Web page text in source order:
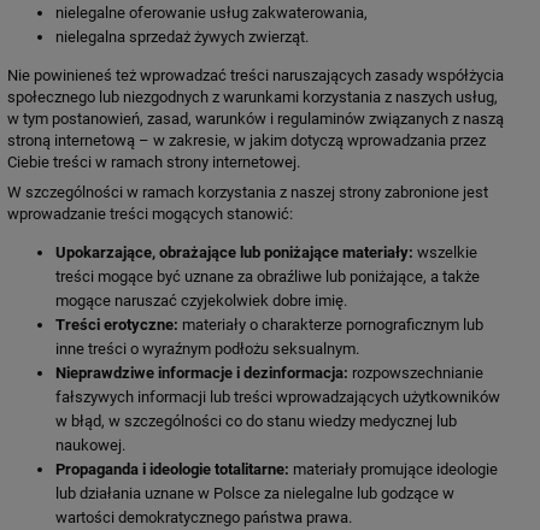
nielegalne oferowanie usług zakwaterowania,
nielegalna sprzedaż żywych zwierząt.
Nie powinieneś też wprowadzać treści naruszających zasady współżycia
społecznego lub niezgodnych z warunkami korzystania z naszych usług,
w tym postanowień, zasad, warunków i regulaminów związanych z naszą
stroną internetową – w zakresie, w jakim dotyczą wprowadzania przez
Ciebie treści w ramach strony internetowej.
W szczególności w ramach korzystania z naszej strony zabronione jest
wprowadzanie treści mogących stanowić:
Upokarzające, obrażające lub poniżające materiały: wszelkie
treści mogące być uznane za obraźliwe lub poniżające, a także
mogące naruszać czyjekolwiek dobre imię.
Treści erotyczne: materiały o charakterze pornograficznym lub
inne treści o wyraźnym podłożu seksualnym.
Nieprawdziwe informacje i dezinformacja: rozpowszechnianie
fałszywych informacji lub treści wprowadzających użytkowników
w błąd, w szczególności co do stanu wiedzy medycznej lub
naukowej.
Propaganda i ideologie totalitarne: materiały promujące ideologie
lub działania uznane w Polsce za nielegalne lub godzące w
wartości demokratycznego państwa prawa.